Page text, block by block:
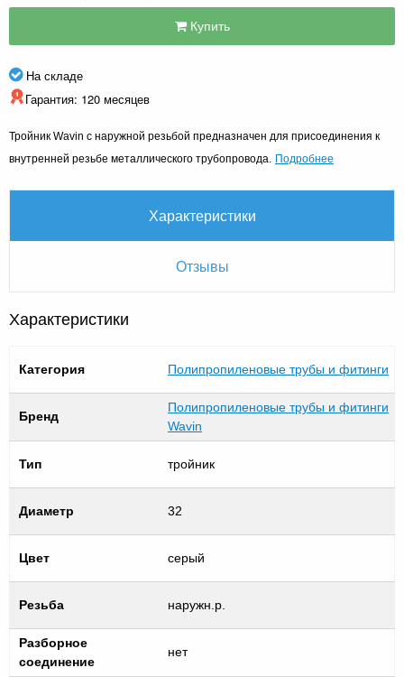
Купить
На складе
Гарантия: 120 месяцев
Тройник Wavin с наружной резьбой предназначен для присоединения к
внутренней резьбе металлического трубопровода.
Подробнее
Характеристики
Отзывы
Характеристики
Категория Полипропиленовые трубы и фитинги
Бренд
Полипропиленовые трубы и фитинги
Wavin
Тип тройник
Диаметр 32
Цвет серый
Резьба наружн.р.
Разборное
соединение
нет